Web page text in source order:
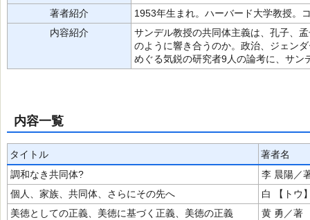
著者紹介
1953年生まれ。ハーバード大学教授。
内容紹介
サンデル教授の共同体主義は、孔子、
のように響き合うのか。政治、ジェン
めぐる気鋭の研究者9人の論考に、サン
内容一覧
タイトル
著者名
調和なき共同体?
李 晨陽／
個人、家族、共同体、さらにその先へ
白 【トウ
美徳としての正義、美徳に基づく正義、美徳の正義
黄 勇／著